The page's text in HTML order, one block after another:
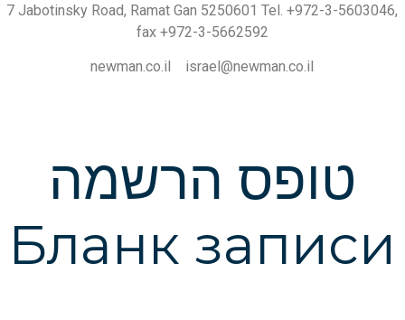
7 Jabotinsky Road, Ramat Gan 5250601 Tel. +972-3-5603046,
fax +972-3-5662592
newman.co.il israel@newman.co.il
טופס הרשמה
Бланк записи